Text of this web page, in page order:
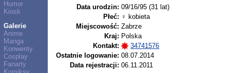
Humor
Kiosk
Galerie
Anime
Manga
Konwenty
Cosplay
Fanarty
Data urodzin: 09/16/95 (31 lat)
Płeć: ♀ kobieta
Miejscowość: Zabrze
Kraj: Polska
Kontakt:
34741576
Ostatnie logowanie: 08.07.2014
Data rejestracji: 06.11.2011